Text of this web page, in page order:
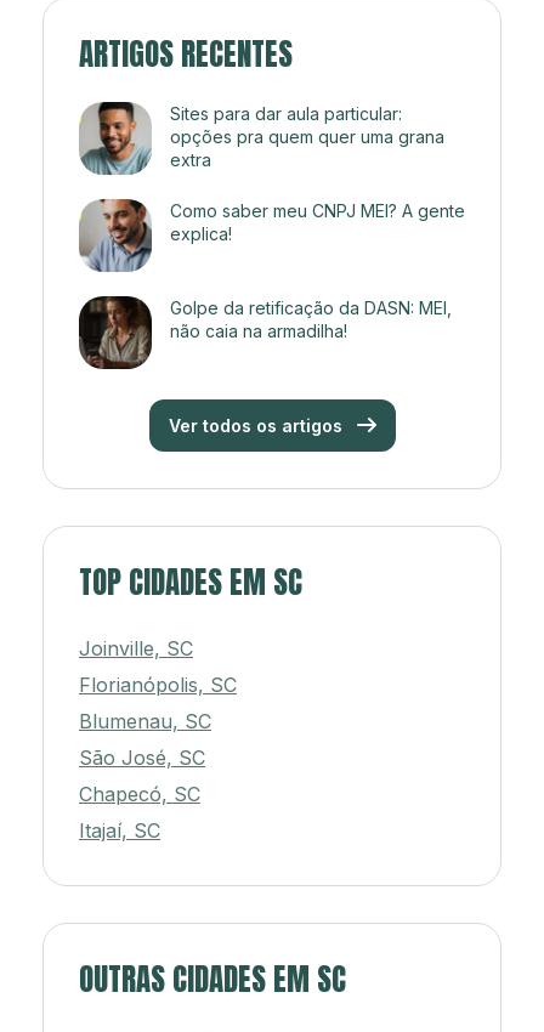
ARTIGOS RECENTES
Sites para dar aula particular:
opções pra quem quer uma grana
extra
Como saber meu CNPJ MEI? A gente
explica!
Golpe da retificação da DASN: MEI,
não caia na armadilha!
Ver todos os artigos
TOP CIDADES EM SC
Joinville, SC
Florianópolis, SC
Blumenau, SC
São José, SC
Chapecó, SC
Itajaí, SC
OUTRAS CIDADES EM SC